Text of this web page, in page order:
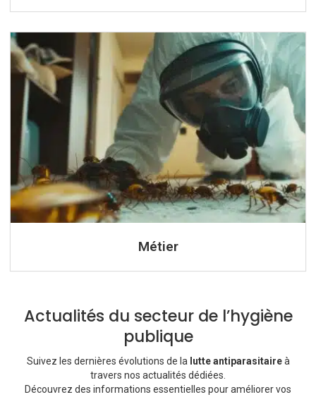
Métier
Actualités du secteur de l’hygiène
publique
Suivez les dernières évolutions de la lutte antiparasitaireà
travers nos actualités dédiées.
Découvrez des informations essentielles pour améliorer vos